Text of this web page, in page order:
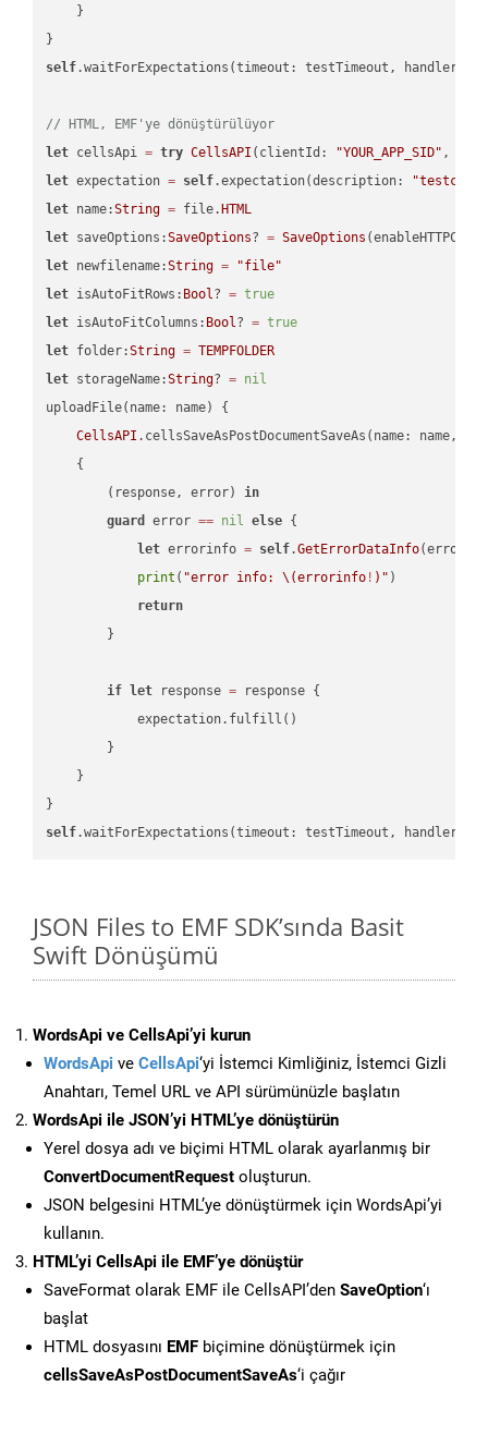
    }
self.waitForExpectations(timeout: testTimeout, handler:
// HTML, EMF'ye dönüştürülüyor
let cellsApi = try CellsAPI (clientId: "YOUR_APP_SID" ,
let expectation = self.expectation(description:
let name:String = file. HTML
let saveOptions:SaveOptions? = SaveOptions
let newfilename:String =
"file"
let isAutoFitRows: Bool? = true
let isAutoFitColumns: Bool? = true
let folder:String = TEMPFOLDER
let storageName:String? = nil
uploadFile(name: name) {
CellsAPI .cellsSaveAsPostDocumentSaveAs(name:
    {
        (response, error)
in
guard
error == nil else {
let errorinfo = self.GetErrorDataInfo(error:
print ( "error info: \(errorinfo ! ) " )
return
        }
if let response = response {
            expectation.fulfill()
        }
    }
self.waitForExpectations(timeout: testTimeout, handler:
JSON Files to EMF SDK’sında Basit
Swift Dönüşümü
WordsApi ve CellsApi’yi kurun
WordsApi ve CellsApi‘yi İstemci Kimliğiniz, İstemci Gizli
Anahtarı, Temel URL ve API sürümünüzle başlatın
WordsApi ile JSON’yi HTML’ye dönüştürün
Yerel dosya adı ve biçimi HTML olarak ayarlanmış bir
ConvertDocumentRequest oluşturun.
JSON belgesini HTML’ye dönüştürmek için WordsApi’yi
kullanın.
HTML’yi CellsApi ile EMF’ye dönüştür
SaveFormat olarak EMF ile CellsAPI’den SaveOption‘ı
başlat
HTML dosyasını EMF biçimine dönüştürmek için
cellsSaveAsPostDocumentSaveAs‘i çağır